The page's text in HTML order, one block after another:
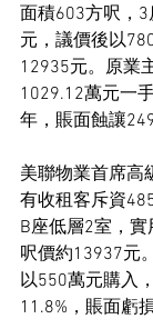
面積603方呎，
元，議價後以
12935元。原業
1029.12萬元一
年，賬面蝕讓
美聯物業首席高
有收租客斥資
B座低層2室，實
呎價約13937元
以550萬元購入
11.8%，賬面虧